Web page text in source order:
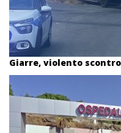
Giarre, violento